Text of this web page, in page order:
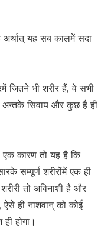
अर्थात् यह सब कालमें सदा
जितने भी शरीर हैं, वे सभी
अन्तके सिवाय और कुछ है ही
एक कारण तो यह है कि
सम्पूर्ण शरीरोंमें एक ही
तो अविनाशी है और
ही नाशवान् को कोई
होगा।